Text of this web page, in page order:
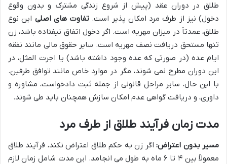
طلاق در دوران عقد (پیش از شروع زندگی مشترک و بدون وقوع
دخول) نیز از طرف مرد امکان پذیر است. تفاوت های اصلی این نوع
طلاق، عمدتاً در میزان مهریه است. اگر دخول اتفاق نیفتاده باشد، زن
تنها مستحق دریافت نصف مهریه است. سایر حقوق مالی مانند نفقه
ایام عده (در صورتی که عده وجود داشته باشد) یا اجرت المثل، در
این دوران مطرح نمی شوند، مگر در موارد خاص مانند توافق طرفین.
با این حال، سایر مراحل قانونی از جمله ثبت دادخواست، مشاوره و
داوری، و دریافت گواهی عدم امکان سازش همچنان باید طی شوند.
مدت زمان فرآیند طلاق از طرف مرد
مسیر بدون اعتراض:اگر زن به حکم طلاق اعتراض نکند، فرآیند طلاق
معمولاً بین ۴ تا ۶ ماه به طول می انجامد. این مدت شامل زمان لازم